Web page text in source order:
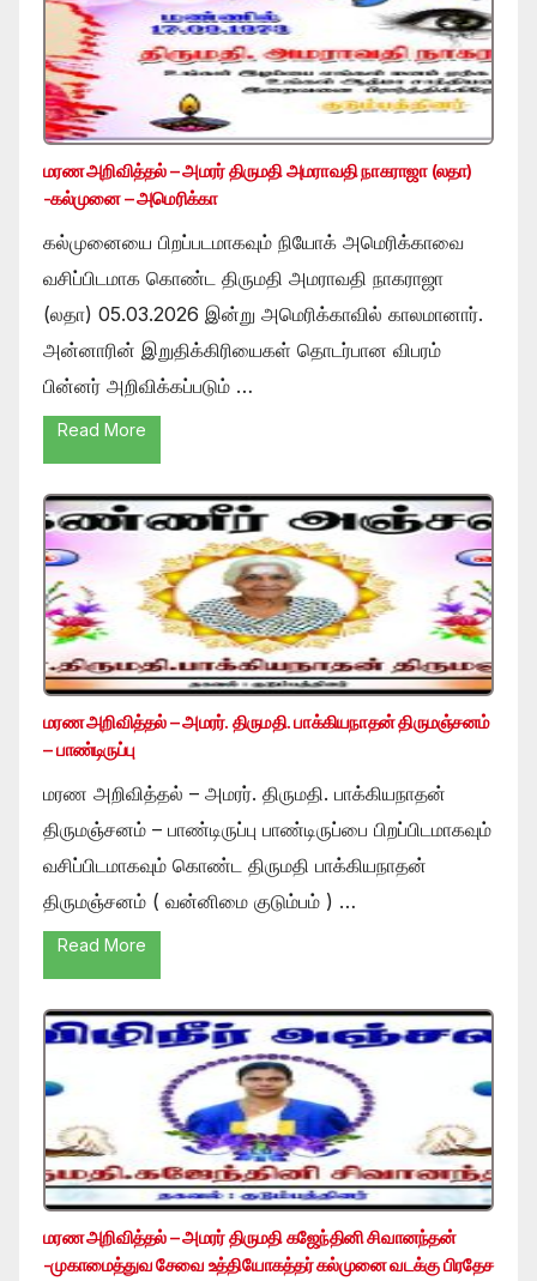
மரண அறிவித்தல் – அமரர் திருமதி அமராவதி நாகராஜா (லதா)
-கல்முனை – அமெரிக்கா
கல்முனையை பிறப்படமாகவும் நியோக் அமெரிக்காவை
வசிப்பிடமாக கொண்ட திருமதி அமராவதி நாகராஜா
(லதா) 05.03.2026 இன்று அமெரிக்காவில் காலமானார்.
அன்னாரின் இறுதிக்கிரியைகள் தொடர்பான விபரம்
பின்னர் அறிவிக்கப்படும் …
Read More
மரண அறிவித்தல் – அமரர். திருமதி. பாக்கியநாதன் திருமஞ்சனம்
– பாண்டிருப்பு
மரண அறிவித்தல் – அமரர். திருமதி. பாக்கியநாதன்
திருமஞ்சனம் – பாண்டிருப்பு பாண்டிருப்பை பிறப்பிடமாகவும்
வசிப்பிடமாகவும் கொண்ட திருமதி பாக்கியநாதன்
திருமஞ்சனம் ( வன்னிமை குடும்பம் ) …
Read More
மரண அறிவித்தல் – அமரர் திருமதி கஜேந்தினி சிவானந்தன்
-முகாமைத்துவ சேவை உத்தியோகத்தர் கல்முனை வடக்கு பிரதேச